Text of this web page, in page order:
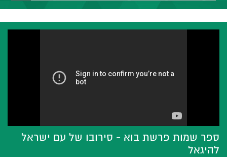
ספר שמות פרשת בוא - סירובו של עם ישראל
להיגאל